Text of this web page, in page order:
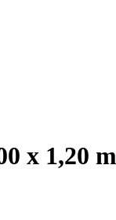
x 1,20